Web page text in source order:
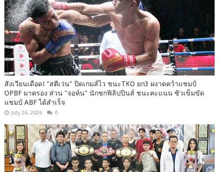
สังเวียนเดือด! "สตีเว่น" ปิดเกมส์ไว ชนะTKO ยก3 ผงาดคว้าแชมป์
OPBF มาครอง ส่วน "จอห์น" นักชกฟิลิปปินส์ ชนะคะแนน ซิวเข็มขัด
แชมป์ ABF ได้สำเร็จ
July 26, 2026 0